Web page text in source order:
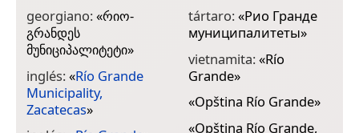
georgiano:«რიო-
გრანდეს
მუნიციპალიტეტი»
inglés:«Río Grande
Municipality,
Zacatecas»
tártaro:«Рио Гранде
муниципалитеты»
vietnamita:«Río
Grande»
«Opština Río Grande»
«Opština Río Grande,